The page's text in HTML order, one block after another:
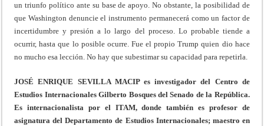
un triunfo político ante su base de apoyo. No obstante, la posibilidad de
que Washington denuncie el instrumento permanecerá como un factor de
incertidumbre y presión a lo largo del proceso. Lo probable tiende a
ocurrir, hasta que lo posible ocurre. Fue el propio Trump quien dio hace
no mucho esa lección. No hay que subestimar su capacidad para repetirla.
JOSÉ ENRIQUE SEVILLA MACIP es investigador del Centro de
Estudios Internacionales Gilberto Bosques del Senado de la República.
Es internacionalista por el ITAM, donde también es profesor de
asignatura del Departamento de Estudios Internacionales; maestro en